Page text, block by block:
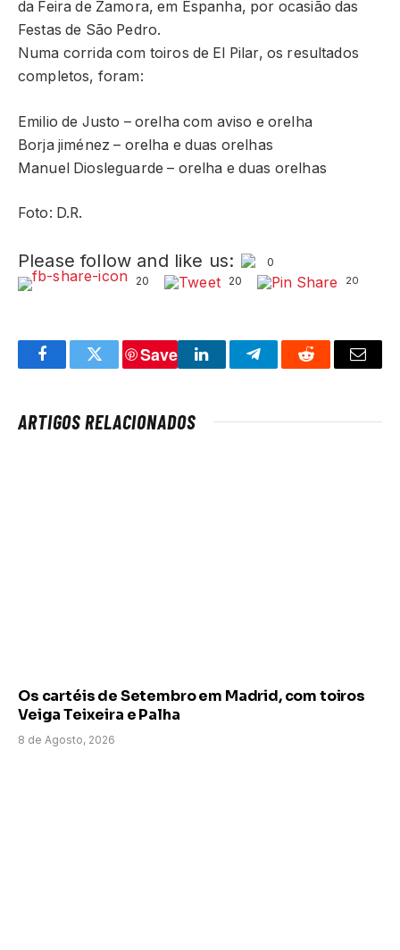
da Feira de Zamora, em Espanha, por ocasião das
Festas de São Pedro.
Numa corrida com toiros de El Pilar, os resultados
completos, foram:
Emilio de Justo – orelha com aviso e orelha
Borja jiménez – orelha e duas orelhas
Manuel Diosleguarde – orelha e duas orelhas
Foto: D.R.
Please follow and like us:
0
20
20 20
FacebookTwitter
Save
LinkedInTelegramReddit Email
ARTIGOS RELACIONADOS
Os cartéis de Setembro em Madrid, com toiros
Veiga Teixeira e Palha
8 de Agosto, 2026